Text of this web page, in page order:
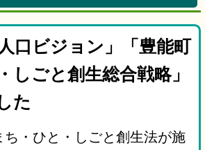
口ビジョン」「豊能町
しごと創生総合戦略」
た
・ひと・しごと創生法が施